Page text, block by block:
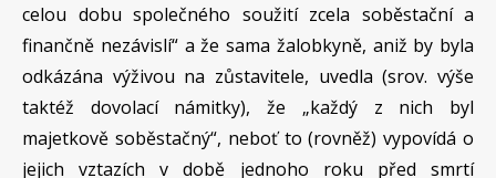
celou dobu společného soužití zcela soběstační a
finančně nezávislí“ a že sama žalobkyně, aniž by byla
odkázána výživou na zůstavitele, uvedla (srov. výše
taktéž dovolací námitky), že „každý z nich byl
majetkově soběstačný“, neboť to (rovněž) vypovídá o
jejich vztazích v době jednoho roku před smrtí